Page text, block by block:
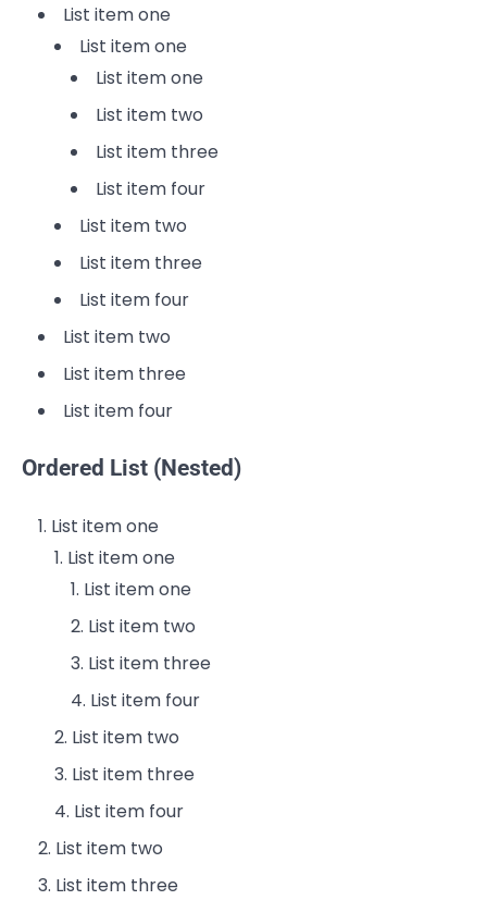
List item one
List item one
List item one
List item two
List item three
List item four
List item two
List item three
List item four
List item two
List item three
List item four
Ordered List (Nested)
List item one
List item one
List item one
List item two
List item three
List item four
List item two
List item three
List item four
List item two
List item three